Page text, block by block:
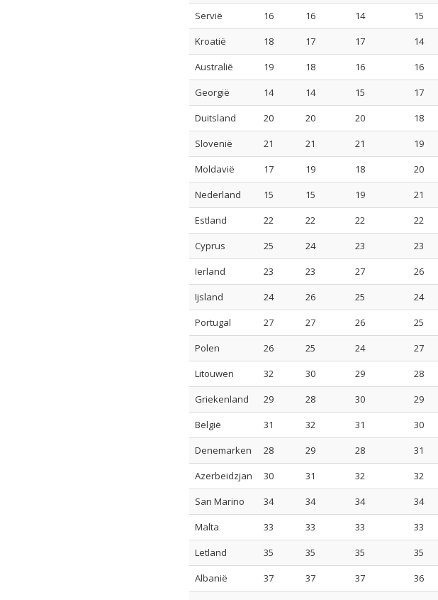
Servië
16 16 14 15
Kroatië
18 17 17 14
Australië
19 18 16 16
Georgië
14 14 15 17
Duitsland
20 20 20 18
Slovenië
21 21 21 19
Moldavië
17 19 18 20
Nederland
15 15 19 21
Estland
22 22 22 22
Cyprus
25 24 23 23
Ierland
23 23 27 26
Ijsland
24 26 25 24
Portugal
27 27 26 25
Polen
26 25 24 27
Litouwen
32 30 29 28
Griekenland
29 28 30 29
België
31 32 31 30
Denemarken
28 29 28 31
Azerbeidzjan
30 31 32 32
San Marino
34 34 34 34
Malta
33 33 33 33
Letland
35 35 35 35
Albanië
37 37 37 36